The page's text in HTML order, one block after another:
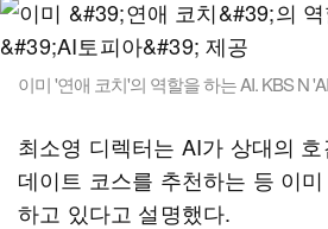
이미 '연애 코치'의 역할을 하는 AI. KBS N
최소영 디렉터는 AI가 상대의
데이트 코스를 추천하는 등 이미
하고 있다고 설명했다.